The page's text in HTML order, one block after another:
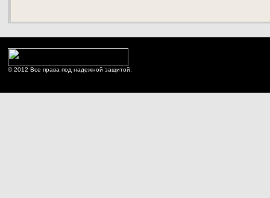
© 2012 Все права под надежной защитой.